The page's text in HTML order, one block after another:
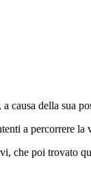
causa della sua
a percorrere la
che poi trovato